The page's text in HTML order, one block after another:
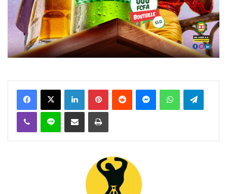
FacebookX Linkedin PinterestReddit MessengerWhatsAppTelegram
Viber Ligne Partager par email Imprimer